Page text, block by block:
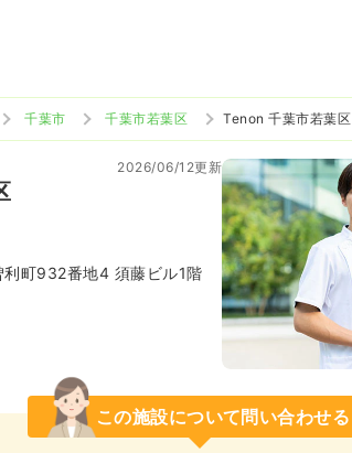
千葉市 千葉市若葉区 Tenon 千葉市若葉区
2026/06/12更新
町932番地4 須藤ビル1階
この施設について問い合わせる